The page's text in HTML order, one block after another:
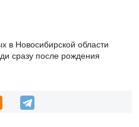
в Новосибирской области
сразу после рождения